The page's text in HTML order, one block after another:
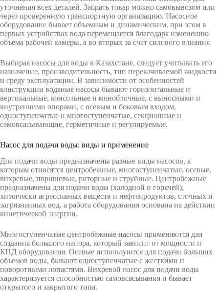
уточнения всех деталей. Забрать товар можно самовывозом или
через проверенную транспортную организацию. Насосное
оборудование бывает объемным и динамическим, при этом в
первых устройствах вода перемещается благодаря изменению
объема рабочей камеры, а во вторых за счет силового влияния.
Выбирая насосы для воды в Казахстане, следует учитывать его
назначение, производительность, тип перекачиваемой жидкости
и среду эксплуатации. В зависимости от особенностей
конструкции водяные насосы бывают горизонтальные и
вертикальные, консольные и моноблочные, с выносными и
внутренними опорами, с осевым и боковым входом,
одноступенчатые и многоступенчатые, секционные и
самовсасывающие, герметичные и регулируемые.
Насос для подачи воды: виды и применение
Для подачи воды предназначены разные виды насосов, к
которым относятся центробежные, многоступенчатые, осевые,
вихревые, поршневые, роторные и струйные. Центробежные
предназначены для подачи воды (холодной и горячей),
химически агрессивных веществ и нефтепродуктов, сточных и
загрязненных вод, а работа оборудования основана на действии
кинетической энергии.
Многоступенчатые центробежные насосы применяются для
создания большого напора, который зависит от мощности и
КПД оборудования. Осевые используются для подачи больших
объемов воды, бывают одноступенчатые с жесткими и
поворотными лопастями. Вихревой насос для подачи воды
характеризуется способностью самовсасывания и бывает
открытого и закрытого типа.